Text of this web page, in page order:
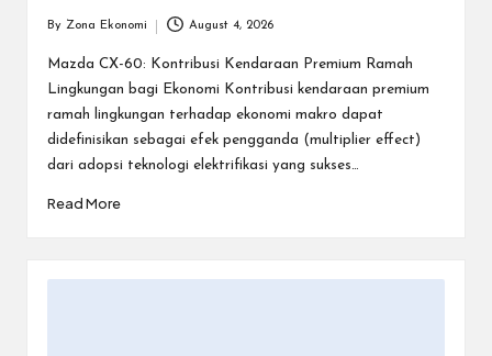
by
By Zona Ekonomi August 4, 2026
Mazda CX-60: Kontribusi Kendaraan Premium Ramah
Lingkungan bagi Ekonomi Kontribusi kendaraan premium
ramah lingkungan terhadap ekonomi makro dapat
didefinisikan sebagai efek pengganda (multiplier effect)
dari adopsi teknologi elektrifikasi yang sukses…
Read More